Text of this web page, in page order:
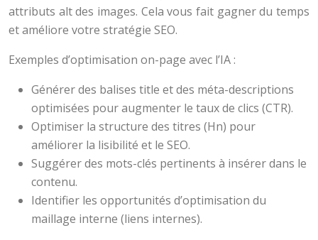
attributs alt des images. Cela vous fait gagner du temps
et améliore votre stratégie SEO.
Exemples d’optimisation on-page avec l’IA :
Générer des balises title et des méta-descriptions
optimisées pour augmenter le taux de clics (CTR).
Optimiser la structure des titres (Hn) pour
améliorer la lisibilité et le SEO.
Suggérer des mots-clés pertinents à insérer dans le
contenu.
Identifier les opportunités d’optimisation du
maillage interne (liens internes).